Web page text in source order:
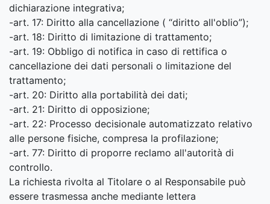
dichiarazione integrativa;
-art. 17: Diritto alla cancellazione ( “diritto all'oblio”);
-art. 18: Diritto di limitazione di trattamento;
-art. 19: Obbligo di notifica in caso di rettifica o
cancellazione dei dati personali o limitazione del
trattamento;
-art. 20: Diritto alla portabilità dei dati;
-art. 21: Diritto di opposizione;
-art. 22: Processo decisionale automatizzato relativo
alle persone fisiche, compresa la profilazione;
-art. 77: Diritto di proporre reclamo all'autorità di
controllo.
La richiesta rivolta al Titolare o al Responsabile può
essere trasmessa anche mediante lettera